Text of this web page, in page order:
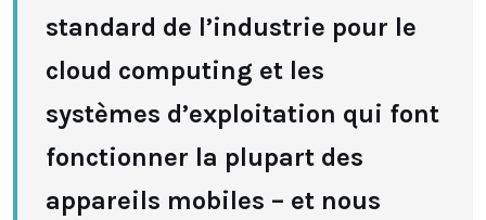
standard de l’industrie pour le
cloud computing et les
systèmes d’exploitation qui font
fonctionner la plupart des
appareils mobiles – et nous